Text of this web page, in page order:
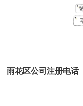
雨花区公司注册电话